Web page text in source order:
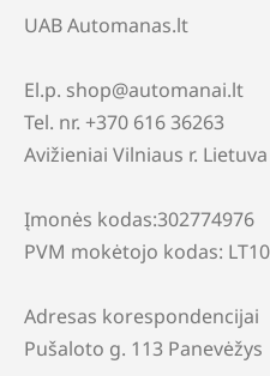
UAB Automanas.lt
El.p. shop@automanai.lt
Tel. nr. +370 616 36263
Avižieniai Vilniaus r. Lietuva
Įmonės kodas:302774976
PVM mokėtojo kodas:
Adresas korespondencijai
Pušaloto g. 113 Panevėžys